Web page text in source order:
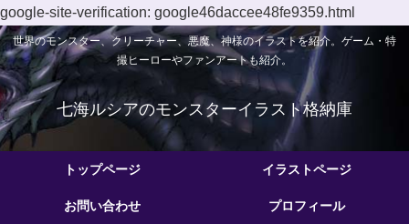
google-site-verification: google46daccee48fe9359.html
世界のモンスター、クリーチャー、悪魔、神様のイラストを紹介。ゲーム・特
撮ヒーローやファンアートも紹介。
七海ルシアのモンスターイラスト格納庫
トップページ イラストページ
お問い合わせ プロフィール